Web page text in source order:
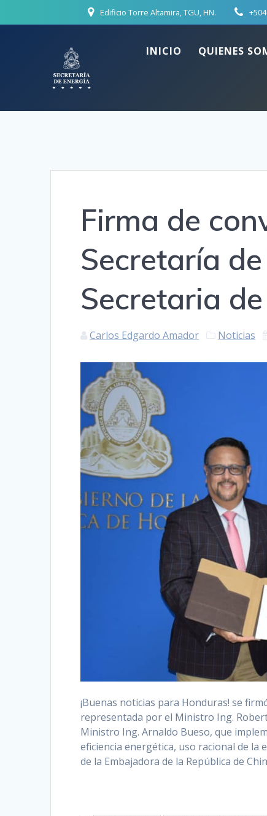
to
Edificio Torre Altamira, TGU, HN.
INICIO QUIENES
Firma de
Secretaría
Secretaria
Carlos Edgardo Amador Noticias
‪¡Buenas noticias para Honduras! se
representada por el Ministro Ing.
Ministro Ing. Arnaldo Bueso, que
eficiencia energética, uso racional de la
de la Embajadora de la República de